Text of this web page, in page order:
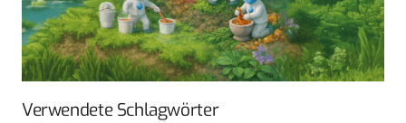
Verwendete Schlagwörter